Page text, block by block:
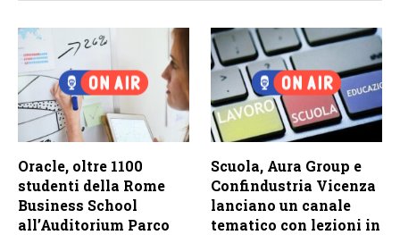
Oracle, oltre 1100
studenti della Rome
Business School
all’Auditorium Parco
Scuola, Aura Group e
Confindustria Vicenza
lanciano un canale
tematico con lezioni in